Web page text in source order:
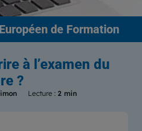
de Formation
à l’examen du
?
Lecture : 2 min